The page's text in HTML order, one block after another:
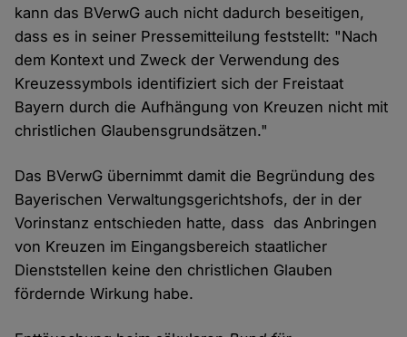
kann das BVerwG auch nicht dadurch beseitigen,
dass es in seiner Pressemitteilung feststellt: "Nach
dem Kontext und Zweck der Verwendung des
Kreuzessymbols identifiziert sich der Freistaat
Bayern durch die Aufhängung von Kreuzen nicht mit
christlichen Glaubensgrundsätzen."
Das BVerwG übernimmt damit die Begründung des
Bayerischen Verwaltungsgerichtshofs, der in der
Vorinstanz entschieden hatte, dass das Anbringen
von Kreuzen im Eingangsbereich staatlicher
Dienststellen keine den christlichen Glauben
fördernde Wirkung habe.